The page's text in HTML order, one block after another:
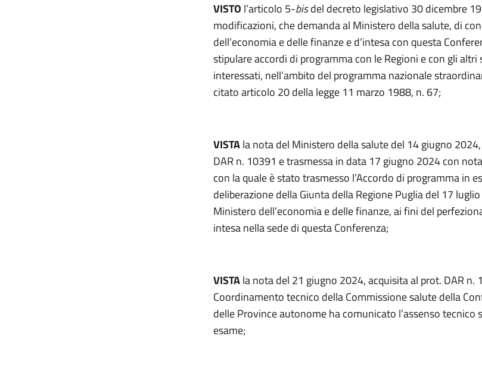
VISTO l’articolo 5-bisdel decreto legislativo 30 dicembre
modificazioni, che demanda al Ministero della salute, di
dell’economia e delle finanze e d’intesa con questa
stipulare accordi di programma con le Regioni e con gli altri
interessati, nell’ambito del programma nazionale
citato articolo 20 della legge 11 marzo 1988, n. 67;
VISTAla nota del Ministero della salute del 14 giugno
DAR n. 10391 e trasmessa in data 17 giugno 2024 con
con la quale è stato trasmesso l’Accordo di programma in
deliberazione della Giunta della Regione Puglia del 17
Ministero dell’economia e delle finanze, ai fini del
intesa nella sede di questa Conferenza;
VISTAla nota del 21 giugno 2024, acquisita al prot. DAR n.
Coordinamento tecnico della Commissione salute della
delle Province autonome ha comunicato l’assenso
esame;